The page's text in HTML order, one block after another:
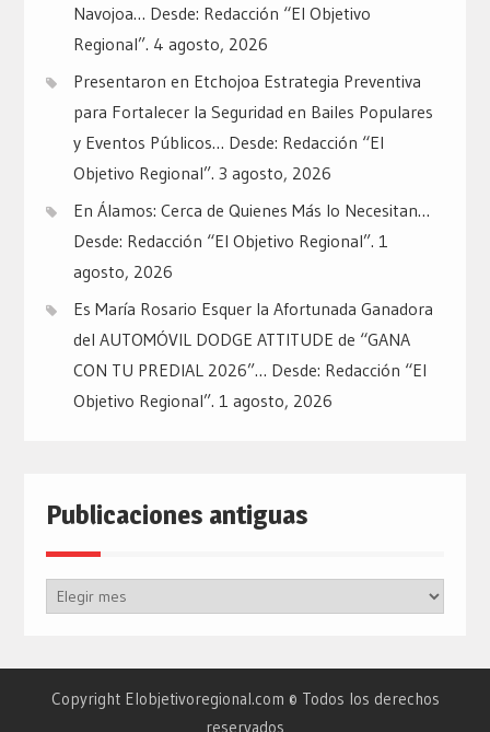
Navojoa… Desde: Redacción “El Objetivo
Regional”. 4 agosto, 2026
Presentaron en Etchojoa Estrategia Preventiva
para Fortalecer la Seguridad en Bailes Populares
y Eventos Públicos… Desde: Redacción “El
Objetivo Regional”. 3 agosto, 2026
En Álamos: Cerca de Quienes Más lo Necesitan…
Desde: Redacción “El Objetivo Regional”. 1
agosto, 2026
Es María Rosario Esquer la Afortunada Ganadora
del AUTOMÓVIL DODGE ATTITUDE de “GANA
CON TU PREDIAL 2026”… Desde: Redacción “El
Objetivo Regional”. 1 agosto, 2026
Publicaciones antiguas
Publicaciones
Copyright Elobjetivoregional.com © Todos los derechos
reservados